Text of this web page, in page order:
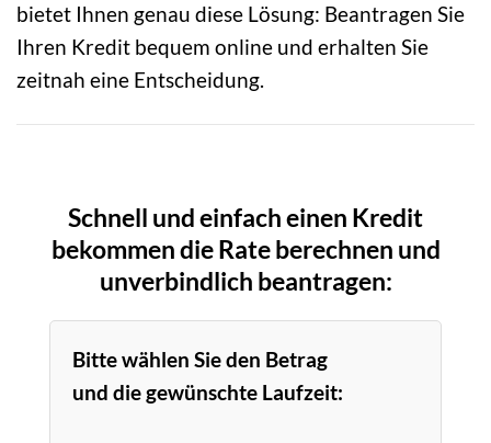
bietet Ihnen genau diese Lösung: Beantragen Sie
Ihren Kredit bequem online und erhalten Sie
zeitnah eine Entscheidung.
Schnell und einfach einen Kredit
bekommen die Rate berechnen und
unverbindlich beantragen:
Bitte wählen Sie den Betrag
und die gewünschte Laufzeit: